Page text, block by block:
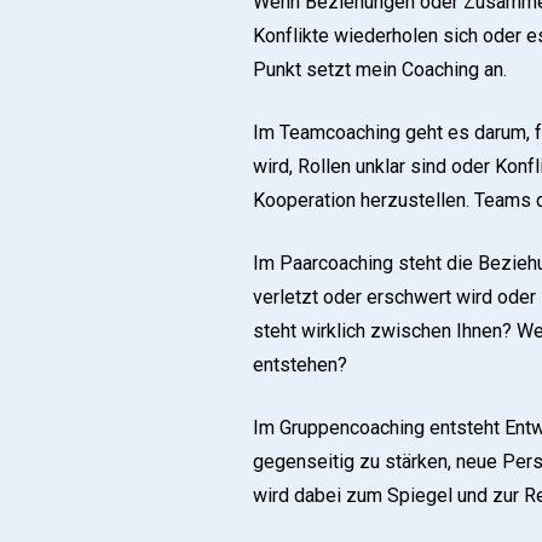
Konflikte wiederholen sich oder
Punkt setzt mein Coaching an.
Im Teamcoaching geht es
wird, Rollen unklar sind oder
Kooperation herzustellen.
Im Paarcoaching steht die
verletzt oder erschwert wird oder
steht wirklich zwischen Ihnen?
entstehen?
Im Gruppencoaching entsteht
gegenseitig zu stärken, neue
wird dabei zum Spiegel und zur